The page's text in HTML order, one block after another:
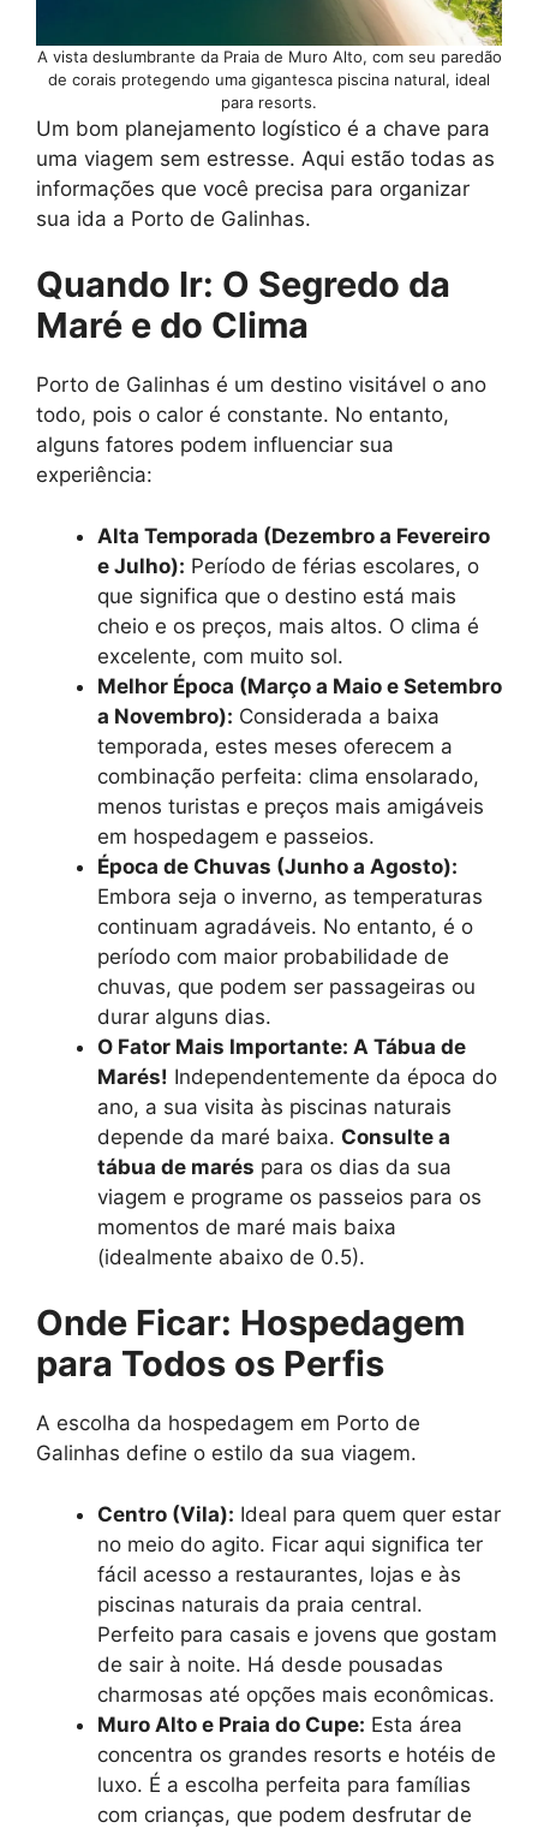
A vista deslumbrante da Praia de Muro Alto, com seu paredão
de corais protegendo uma gigantesca piscina natural, ideal
para resorts.
Um bom planejamento logístico é a chave para
uma viagem sem estresse. Aqui estão todas as
informações que você precisa para organizar
sua ida a Porto de Galinhas.
Quando Ir: O Segredo da
Maré e do Clima
Porto de Galinhas é um destino visitável o ano
todo, pois o calor é constante. No entanto,
alguns fatores podem influenciar sua
experiência:
Alta Temporada (Dezembro a Fevereiro
e Julho): Período de férias escolares, o
que significa que o destino está mais
cheio e os preços, mais altos. O clima é
excelente, com muito sol.
Melhor Época (Março a Maio e Setembro
a Novembro): Considerada a baixa
temporada, estes meses oferecem a
combinação perfeita: clima ensolarado,
menos turistas e preços mais amigáveis
em hospedagem e passeios.
Época de Chuvas (Junho a Agosto):
Embora seja o inverno, as temperaturas
continuam agradáveis. No entanto, é o
período com maior probabilidade de
chuvas, que podem ser passageiras ou
durar alguns dias.
O Fator Mais Importante: A Tábua de
Marés! Independentemente da época do
ano, a sua visita às piscinas naturais
depende da maré baixa. Consulte a
tábua de marés para os dias da sua
viagem e programe os passeios para os
momentos de maré mais baixa
(idealmente abaixo de 0.5).
Onde Ficar: Hospedagem
para Todos os Perfis
A escolha da hospedagem em Porto de
Galinhas define o estilo da sua viagem.
Centro (Vila): Ideal para quem quer estar
no meio do agito. Ficar aqui significa ter
fácil acesso a restaurantes, lojas e às
piscinas naturais da praia central.
Perfeito para casais e jovens que gostam
de sair à noite. Há desde pousadas
charmosas até opções mais econômicas.
Muro Alto e Praia do Cupe: Esta área
concentra os grandes resorts e hotéis de
luxo. É a escolha perfeita para famílias
com crianças, que podem desfrutar de